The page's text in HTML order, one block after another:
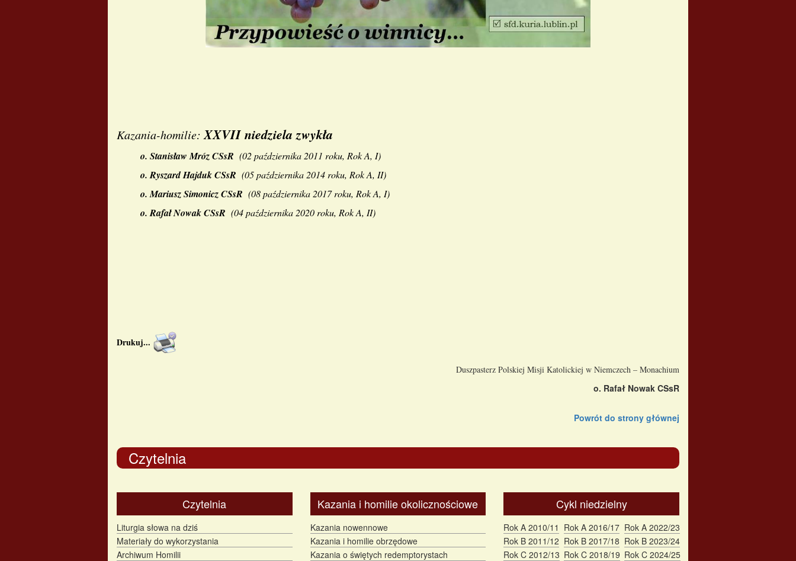
Kazania-homilie: XXVII niedziela zwykła
o. Stanisław Mróz CSsR (02 października 2011 roku, Rok A, I)
o.Ryszard Hajduk CSsR (05 października 2014 roku, Rok A, II)
o.Mariusz Simonicz CSsR (08 października 2017 roku, Rok A, I)
o.Rafał Nowak CSsR (04 października 2020 roku, Rok A, II)
Drukuj...
Duszpasterz Polskiej Misji Katolickiej w Niemczech – Monachium
o. Rafał Nowak CSsR
Powrót do strony głównej
Czytelnia
Czytelnia
Liturgia słowa na dziś
Materiały do wykorzystania
Archiwum Homilii
Kazania i homilie okolicznościowe
Kazania nowennowe
Kazania i homilie obrzędowe
Kazania o świętych redemptorystach
Cykl niedzielny
Rok A 2010/11
Rok B 2011/12
Rok C 2012/13
Rok A 2016/17
Rok B 2017/18
Rok C 2018/19
Rok A 2022/23
Rok B 2023/24
Rok C 2024/25